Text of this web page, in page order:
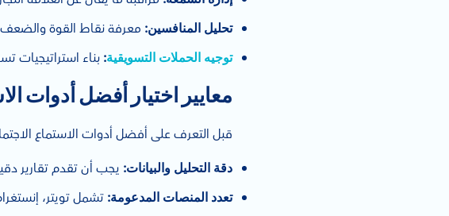
تحليل المنافسين: معرفة نقاط القوة
توجيه الحملات التسويقية: بناء استراتيجيات
معايير اختيار أفضل أدوات
قبل التعرف على أفضل أدوات الاستماع الاجتماعي ٢٠٢٥ في السعودية، من المهم أن نحدد المعايير التي تساعد في اختيار
دقة التحليل والبيانات: يجب أن تقدم تقارير
تعدد المنصات المدعومة: تشمل تويتر،